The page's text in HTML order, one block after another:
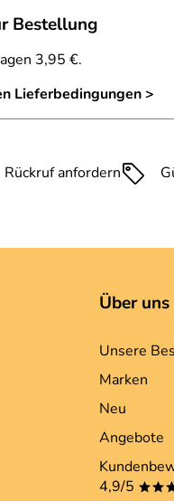
Bestellung
3,95 €.
Lieferbedingungen >
Rückruf anfordern
Über uns
Unsere
Marken
Neu
Angebote
4,9/5